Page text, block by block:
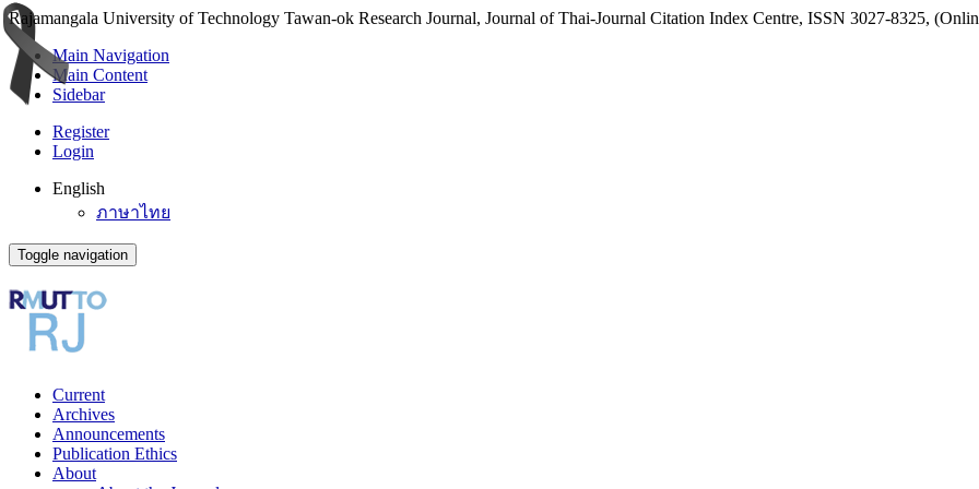
Rajamangala University of Technology Tawan-ok Research Journal, Journal of Thai-Journal Citation Index Centre, ISSN 3027-8325,
Main Navigation
Main Content
Sidebar
Register
Login
English
ภาษาไทย
Toggle navigation
Current
Archives
Announcements
Publication Ethics
About